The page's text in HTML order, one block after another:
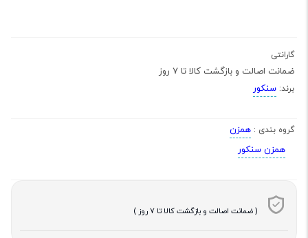
گارانتی
ضمانت اصالت و بازگشت کالا تا 7 روز
برند: سنکور
گروه بندی : همزن
همزن سنکور
( ضمانت اصالت و بازگشت کالا تا 7 روز )